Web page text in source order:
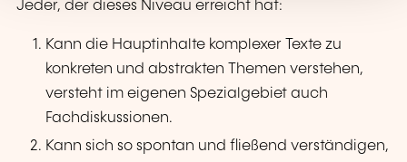
Jeder, der dieses Niveau erreicht hat:
Kann die Hauptinhalte komplexer Texte zu
konkreten und abstrakten Themen verstehen,
versteht im eigenen Spezialgebiet auch
Fachdiskussionen.
Kann sich so spontan und fließend verständigen,